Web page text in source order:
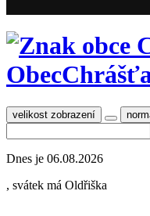
Obec
velikost zobrazení
Dnes je 06.08.2026
, svátek má Oldřiška